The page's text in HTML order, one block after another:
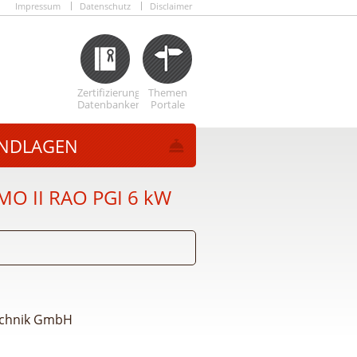
Impressum Datenschutz Disclaimer
Zertifizierungs
Datenbanken
Themen
Portale
II RAO PGI 6 kW
GmbH